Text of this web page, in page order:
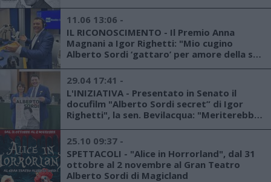
11.06 13:06 -
IL RICONOSCIMENTO - Il Premio Anna
Magnani a Igor Righetti: "Mio cugino
Alberto Sordi ‘gattaro’ per amore della sua
29.04 17:41 -
L'INIZIATIVA - Presentato in Senato il
docufilm "Alberto Sordi secret” di Igor
Righetti", la sen. Bevilacqua: "Meriterebbe
25.10 09:37 -
SPETTACOLI - "Alice in Horrorland", dal 31
ottobre al 2 novembre al Gran Teatro
Alberto Sordi di Magicland